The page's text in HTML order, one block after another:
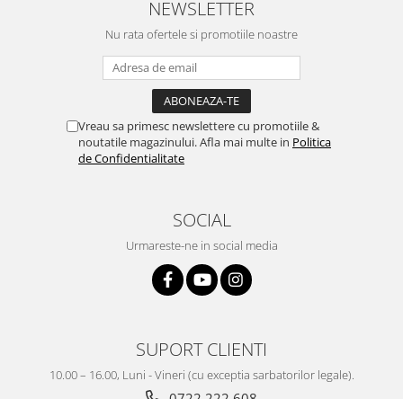
NEWSLETTER
Nu rata ofertele si promotiile noastre
Vreau sa primesc newslettere cu promotiile &
noutatile magazinului. Afla mai multe in Politica
de Confidentialitate
SOCIAL
Urmareste-ne in social media
SUPORT CLIENTI
10.00 – 16.00, Luni - Vineri (cu exceptia sarbatorilor legale).